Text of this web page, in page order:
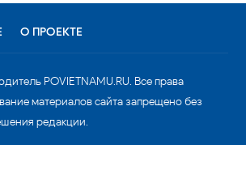
О ПРОЕКТЕ
POVIETNAMU.RU. Все права
материалов сайта запрещено без
редакции.